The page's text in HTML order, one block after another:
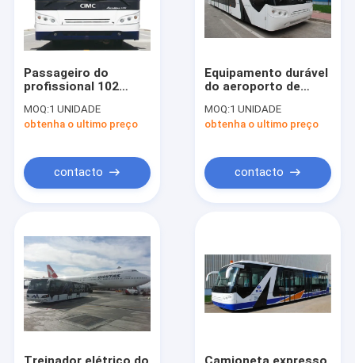
Passageiro do
profissional 102
do aeroporto de 200
litros com pintura de
MOQ:1 UNIDADE
obtenha o ultimo preço
contacto
Equipamento durável
do aeroporto de
passageiro do
aeroporto com
MOQ:1 UNIDADE
obtenha o ultimo preço
contacto